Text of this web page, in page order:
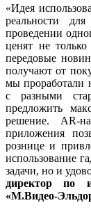
«Идея
реальности
проведении
ценят не
передовые
получают от
мы проработали
с разными
предложить
решение. AR-
приложения
рознице и
использование
задачи, но и
директор по
«М.Видео-